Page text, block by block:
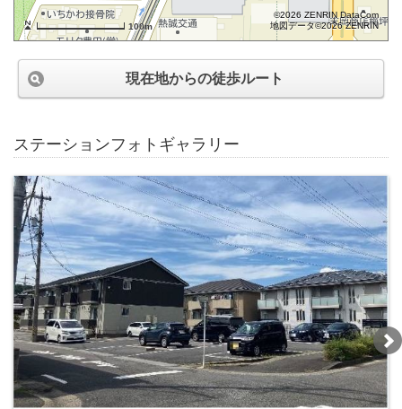
100m
©2026 ZENRIN DataCom
地図データ©2026 ZENRIN
現在地からの徒歩ルート
ステーションフォトギャラリー